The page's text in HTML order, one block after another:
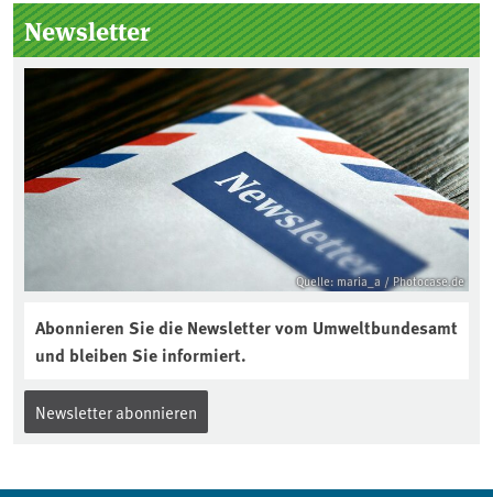
Seitenleiste
Newsletter
Quelle: maria_a / Photocase.de
Abonnieren Sie die Newsletter vom Umweltbundesamt
und bleiben Sie informiert.
Newsletter abonnieren